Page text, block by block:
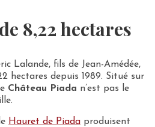
8,22 hectares
Lalande, fils de Jean-Amédée,
hectares depuis 1989. Situé sur
Château Piada n’est pas le
Hauret de Piada produisent